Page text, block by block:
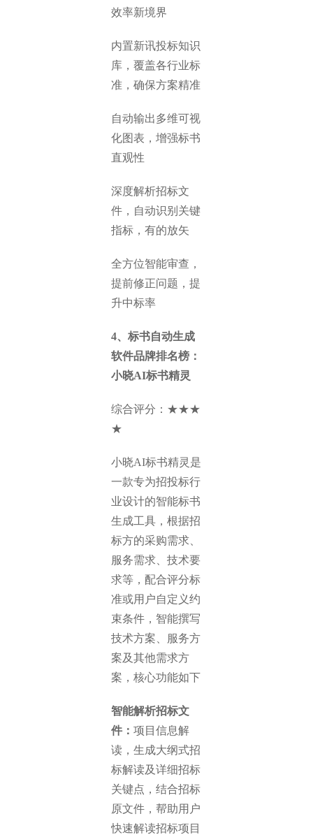
效率新境界
内置新讯投标知识
库，覆盖各行业标
准，确保方案精准
自动输出多维可视
化图表，增强标书
直观性
深度解析招标文
件，自动识别关键
指标，有的放矢
全方位智能审查，
提前修正问题，提
升中标率
4、标书自动生成
软件品牌排名榜：
小晓AI标书精灵
综合评分：★★★
★
小晓AI标书精灵是
一款专为招投标行
业设计的智能标书
生成工具，根据招
标方的采购需求、
服务需求、技术要
求等，配合评分标
准或用户自定义约
束条件，智能撰写
技术方案、服务方
案及其他需求方
案，核心功能如下
智能解析招标文
件：项目信息解
读，生成大纲式招
标解读及详细招标
关键点，结合招标
原文件，帮助用户
快速解读招标项目